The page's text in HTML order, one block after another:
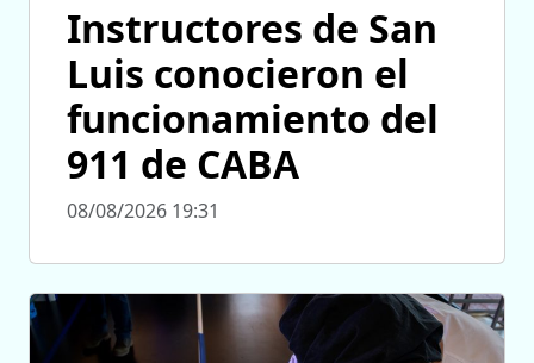
Instructores de San
Luis conocieron el
funcionamiento del
911 de CABA
08/08/2026 19:31